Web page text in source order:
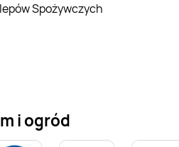
Spożywczych
i ogród